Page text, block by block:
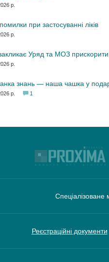
р.
при застосуванні ліків
р.
Уряд та МОЗ прискорити
р.
знань — наша чашка у
р. 1
Спеціалізоване
Реєстраційні документи